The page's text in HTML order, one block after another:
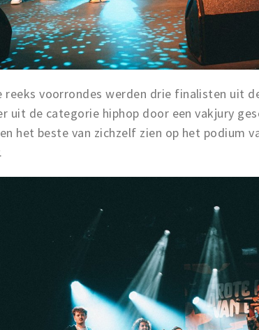
reeks voorrondes werden drie finalisten uit
uit de categorie hiphop door een vakjury
het beste van zichzelf zien op het podium